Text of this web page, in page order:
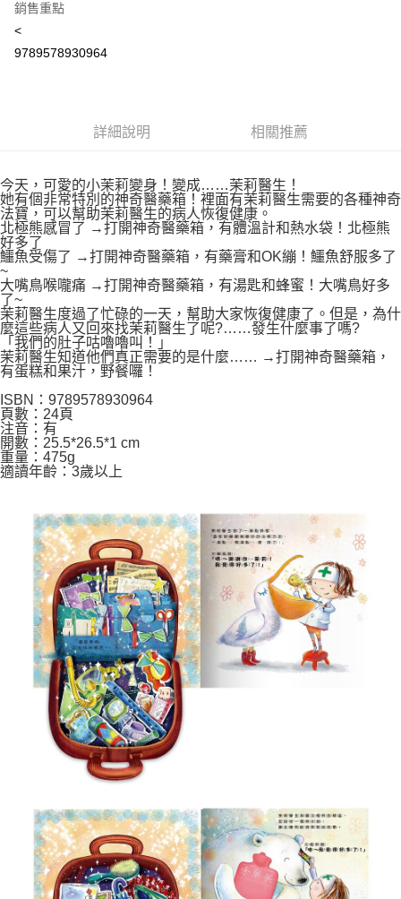
AFTEE先享後付
３．安心：先確認商品／服務後，再付款。
【「AFTEE先享後付」結帳流程】
１．於結帳方式選擇「AFTEE先享後付」後，將跳轉至「AFTEE先享後付」
結帳頁面，進行簡訊認證並確認金額後，即可完成結帳。
２．訂單成立數日內，您將收到繳費通知簡訊。
ATM／網路銀行／等多元方式進行付款，方視為交易完成。
※ 請注意：結帳手續完成當下不需立刻繳費，但若您需要取消訂單，請聯絡
購買商品的店家。未經商家同意取消之訂單仍視為有效，需透過AFTEE先享
後付繳納相關費用。
※ 交易是否成功請以「AFTEE先享後付 」之結帳頁面顯示為準，若有關於
是否繳費成功／繳費後需取消欲退款等相關疑問，請聯繫「AFTEE先享後付
【注意事項】
１．透過由恩沛科技股份有限公司提供之「AFTEE先享後付」服務完成之交
易，需依本服務之必要範圍內提供個人資料，並將交易相關給付款項請求債
權轉讓予恩沛科技股份有限公司。
３．未成年的使用者請事先徵得法定代理人或監護人之同意方可使用
「AFTEE先享後付」，若未經同意申辦者引起之損失，本公司不負相關責
任。
４．使用「AFTEE先享後付」時，將依據個別帳號之用戶狀況，依本公司即
時審查核予不同之上限額度；若仍有額度不足之情形，本公司將視審查結果
請求用戶進行身份認證。
５．嚴禁一人註冊多個帳號或使用他人資訊註冊。若發現惡意使用之情形，
恩沛科技股份有限公司將有權停止該用戶之使用額度並採取法律行動。
全家取貨付款
每筆NT$60，滿NT$590(含以上)免運費
付款後全家取貨
每筆NT$60，滿NT$590(含以上)免運費
7-11取貨付款
每筆NT$60，滿NT$590(含以上)免運費
付款後7-11取貨
每筆NT$60，滿NT$590(含以上)免運費
宅配
每筆NT$100，滿NT$590(含以上)免運費
離島宅配
銷售重點
<
9789578930964
詳細說明 相關推薦
今天，可愛的小茉莉變身！變成……茉莉醫生！
她有個非常特別的神奇醫藥箱！裡面有茉莉醫生需要的各種神奇
法寶，可以幫助茉莉醫生的病人恢復健康。
北極熊感冒了 →打開神奇醫藥箱，有體溫計和熱水袋！北極熊
好多了
鱷魚受傷了 →打開神奇醫藥箱，有藥膏和OK繃！鱷魚舒服多了
~
大嘴鳥喉嚨痛 →打開神奇醫藥箱，有湯匙和蜂蜜！大嘴鳥好多
了~
茉莉醫生度過了忙碌的一天，幫助大家恢復健康了。但是，為什
麼這些病人又回來找茉莉醫生了呢?……發生什麼事了嗎?
「我們的肚子咕嚕嚕叫！」
茉莉醫生知道他們真正需要的是什麼…… →打開神奇醫藥箱，
有蛋糕和果汁，野餐囉！
ISBN：9789578930964
頁數：24頁
注音：有
開數：25.5*26.5*1 cm
重量：475g
適讀年齡：3歲以上